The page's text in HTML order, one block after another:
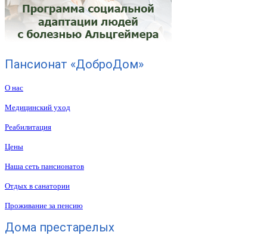
Пансионат «ДоброДом»
О нас
Медицинский уход
Реабилитация
Цены
Наша сеть пансионатов
Отдых в санатории
Проживание за пенсию
Дома престарелых